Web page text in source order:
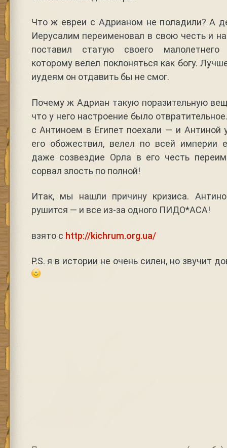
Что ж евреи с Адрианом не поладили? А
Иерусалим переименовал в свою честь и
поставил статую своего малолетнего
которому велел поклоняться как богу.
иудеям он отдавить бы не смог.
Почему ж Адриан такую поразительную
что у него настроение было
с Антиноем в Египет поехали — и Антиной
его обожествил, велел по всей империи
даже созвездие Орла в его честь
сорвал злость по полной!
Итак, мы нашли причину кризиса.
рушится — и все из-за одного ПИДО*АСА!
взято с http://kichrum.org.ua/
P.S. я в истории не очень силен, но звучит